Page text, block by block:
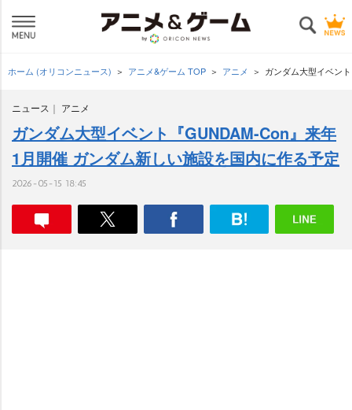
ホーム (オリコンニュース) アニメ&ゲーム TOP アニメ ガンダム大型イベン
ニュース アニメ
ガンダム大型イベント『GUNDAM-Con』来年
1月開催 ガンダム新しい施設を国内に作る予定
2026-05-15 18:45